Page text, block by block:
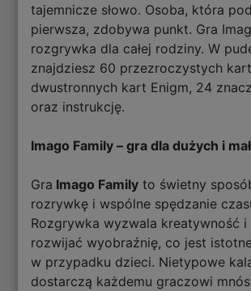
tajemnicze słowo. Osoba, która
pierwsza, zdobywa punkt. Gra
rozgrywka dla całej rodziny. W
znajdziesz 60 przezroczystych
dwustronnych kart Enigm, 24
oraz instrukcję.
Imago Family – gra dla dużych i
Gra Imago Family to świetny
rozrywkę i wspólne spędzanie
Rozgrywka wyzwala kreatywność i
rozwijać wyobraźnię, co jest
w przypadku dzieci. Nietypowe
dostarczą każdemu graczowi